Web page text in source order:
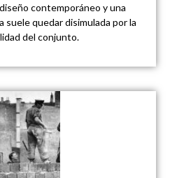
contemporáneo y una
suele quedar disimulada por la
del conjunto.